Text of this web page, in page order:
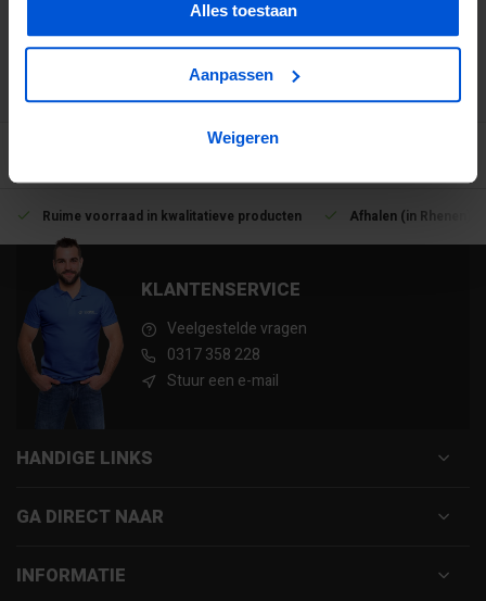
Alles toestaan
Aanpassen
Weigeren
klanten geven ons een 9.1 op
Ruime voorraad in kwalitatieve producten Afhalen (in Rhenen)
KLANTENSERVICE
Veelgestelde vragen
0317 358 228
Stuur een e-mail
HANDIGE LINKS
GA DIRECT NAAR
INFORMATIE